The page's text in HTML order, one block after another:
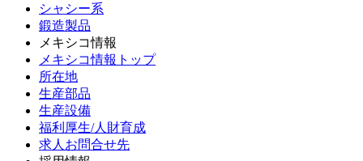
シャシー系
鍛造製品
メキシコ情報
メキシコ情報トップ
所在地
生産部品
生産設備
福利厚生/人財育成
求人お問合せ先